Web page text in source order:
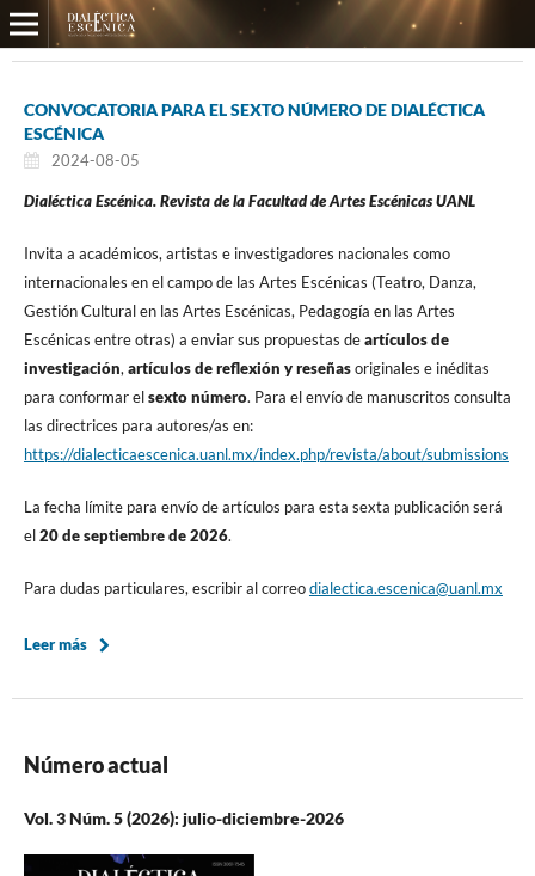
CONVOCATORIA PARA EL SEXTO NÚMERO DE DIALÉCTICA
ESCÉNICA
2024-08-05
Dialéctica Escénica. Revista de la Facultad de Artes Escénicas UANL
Invita a académicos, artistas e investigadores nacionales como
internacionales en el campo de las Artes Escénicas (Teatro, Danza,
Gestión Cultural en las Artes Escénicas, Pedagogía en las Artes
Escénicas entre otras) a enviar sus propuestas deartículos de
investigación, artículos de reflexión y reseñasoriginales e inéditas
para conformar elsexto número. Para el envío de manuscritos consulta
las directrices para autores/as en:
https://dialecticaescenica.uanl.mx/index.php/revista/about/submissions
La fecha límite para envío de artículos para esta sexta publicación será
el20 de septiembre de 2026.
Para dudas particulares, escribir al correodialectica.escenica@uanl.mx
Leer más
Número actual
Vol. 3 Núm. 5 (2026): julio-diciembre-2026